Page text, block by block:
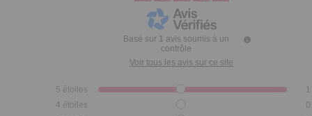
Basé sur 1 avis soumis à un
contrôle
Voir tous les avis sur ce site
5 étoiles
1
4 étoiles
0